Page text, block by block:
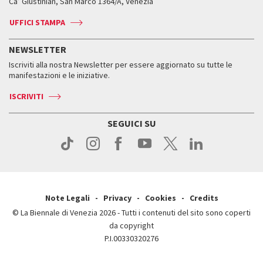
Press
Accrediti
Come raggiungerci
Biglietti
Accrediti
Come raggiungerci
Contatti
Press
Press
Leone d’argento
Edizioni passate
Orari e sedi
Biglietti
Servizi al pubblico
Come raggiungerci
Contatti
ASAC DATI
Storia
Orari e sedi
UFFICI STAMPA
NEWSLETTER
Iscriviti alla nostra Newsletter per essere aggiornato su tutte le
manifestazioni e le iniziative.
ISCRIVITI
SEGUICI SU
Note Legali Privacy Cookies
Credits
© La Biennale di Venezia 2026 - Tutti i contenuti del sito sono coperti
da copyright
P.I.00330320276